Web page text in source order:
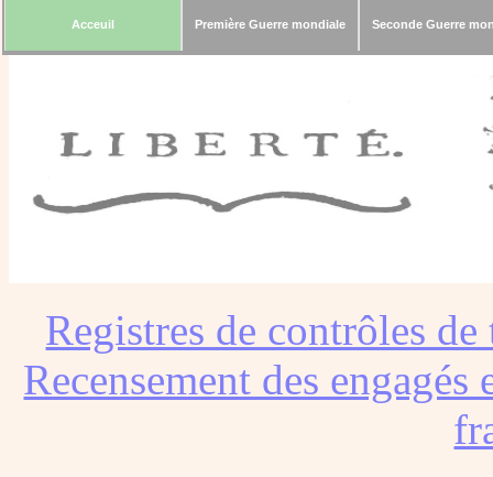
Acceuil Première Guerre mondiale Seconde Guerre
Registres de contrôles
Recensement des